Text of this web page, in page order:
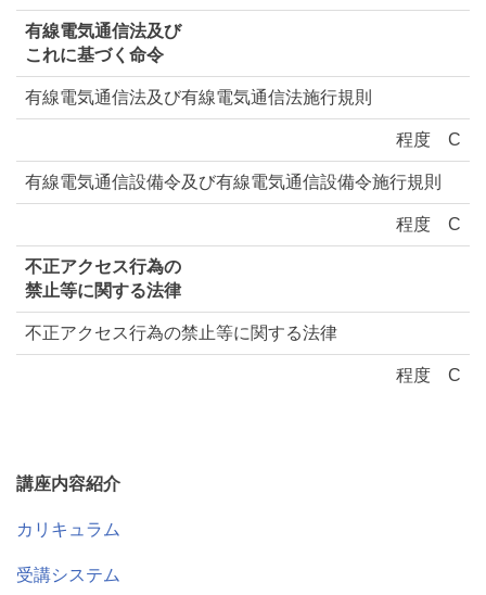
有線電気通信法及び
これに基づく命令
有線電気通信法及び有線電気通信法施行規則
程度 C
有線電気通信設備令及び有線電気通信設備令施行規則
程度 C
不正アクセス行為の
禁止等に関する法律
不正アクセス行為の禁止等に関する法律
程度 C
講座内容紹介
カリキュラム
受講システム